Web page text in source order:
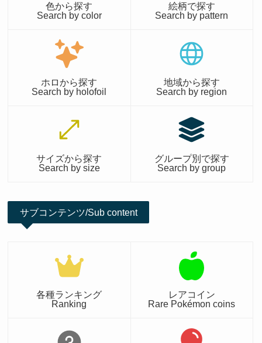
色から探す
Search by color
絵柄で探す
Search by pattern
ホロから探す
Search by holofoil
地域から探す
Search by region
サイズから探す
Search by size
グループ別で探す
Search by group
サブコンテンツ/Sub content
各種ランキング
Ranking
レアコイン
Rare Pokémon coins